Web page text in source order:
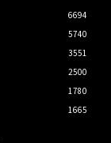
6694
5740
3551
2500
1780
1665